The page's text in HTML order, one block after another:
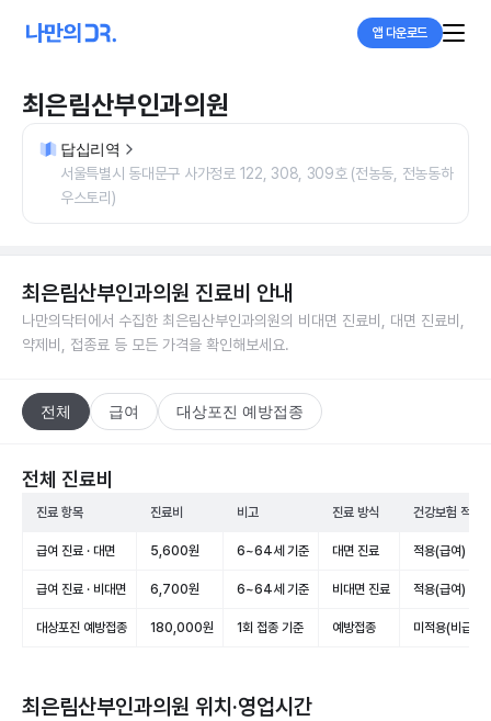
앱 다운로드
최은림산부인과의원
답십리역
서울특별시 동대문구 사가정로 122, 308, 309호 (전농동, 전농동하
우스토리)
최은림산부인과의원 진료비 안내
나만의닥터에서 수집한 최은림산부인과의원의 비대면 진료비, 대면 진료비,
약제비, 접종료 등 모든 가격을 확인해보세요.
전체 급여 대상포진 예방접종
전체 진료비
진료 항목 진료비 비고 진료 방식 건강보험 적용
급여 진료 · 대면 5,600원 6~64세 기준 대면 진료 적용(급여)
급여 진료 · 비대면 6,700원 6~64세 기준 비대면 진료 적용(급여)
대상포진 예방접종 180,000원 1회 접종 기준 예방접종 미적용(비급여)
최은림산부인과의원 위치·영업시간